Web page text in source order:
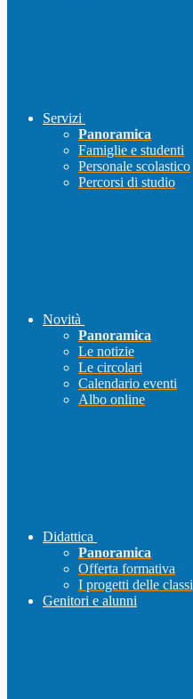
Servizi
Panoramica
Famiglie e studenti
Personale scolastico
Percorsi di studio
Novità
Panoramica
Le notizie
Le circolari
Calendario eventi
Albo online
Didattica
Panoramica
Offerta formativa
I progetti delle classi
Genitori e alunni